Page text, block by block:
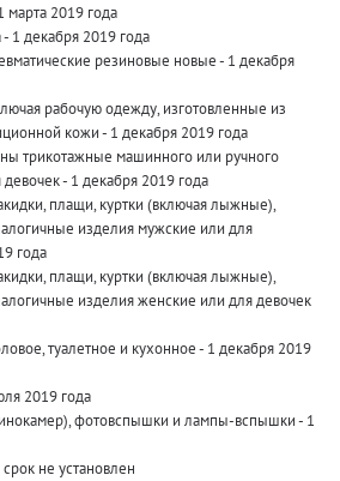
марта 2019 года
1 декабря 2019 года
резиновые новые - 1 декабря
рабочую одежду, изготовленные из
кожи - 1 декабря 2019 года
трикотажные машинного или ручного
- 1 декабря 2019 года
плащи, куртки (включая лыжные),
изделия мужские или для
года
плащи, куртки (включая лыжные),
изделия женские или для девочек
туалетное и кухонное - 1 декабря 2019
2019 года
фотовспышки и лампы-вспышки - 1
не установлен